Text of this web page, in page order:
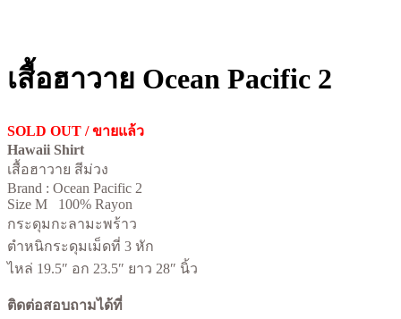
เสื้อฮาวาย Ocean Pacific 2
SOLD OUT / ขายแล้ว
Hawaii Shirt
เสื้อฮาวาย สีม่วง
Brand : Ocean Pacific 2
Size M 100% Rayon
กระดุมกะลามะพร้าว
ตำหนิกระดุมเม็ดที่ 3 หัก
ไหล่ 19.5″ อก 23.5″ ยาว 28″ นิ้ว
ติดต่อสอบถามได้ที่